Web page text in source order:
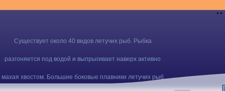
..
Существует около 40 видов летучих рыб. Рыбка
разгоняется под водой и выпрыгивает наверх активно
махая хвостом. Большие боковые плавники летучих рыб